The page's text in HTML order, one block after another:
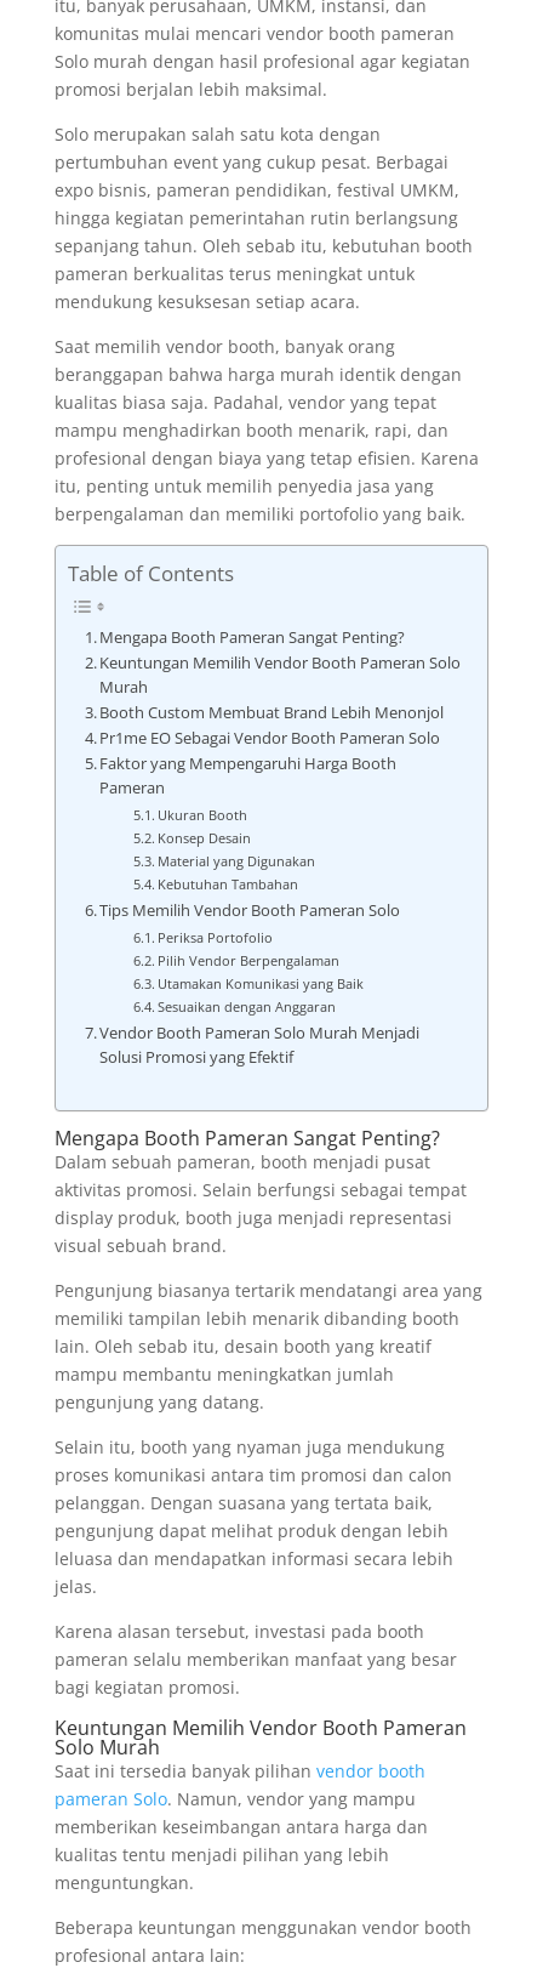
itu, banyak perusahaan, UMKM, instansi, dan
komunitas mulai mencari vendor booth pameran
Solo murah dengan hasil profesional agar kegiatan
promosi berjalan lebih maksimal.
Solo merupakan salah satu kota dengan
pertumbuhan event yang cukup pesat. Berbagai
expo bisnis, pameran pendidikan, festival UMKM,
hingga kegiatan pemerintahan rutin berlangsung
sepanjang tahun. Oleh sebab itu, kebutuhan booth
pameran berkualitas terus meningkat untuk
mendukung kesuksesan setiap acara.
Saat memilih vendor booth, banyak orang
beranggapan bahwa harga murah identik dengan
kualitas biasa saja. Padahal, vendor yang tepat
mampu menghadirkan booth menarik, rapi, dan
profesional dengan biaya yang tetap efisien. Karena
itu, penting untuk memilih penyedia jasa yang
berpengalaman dan memiliki portofolio yang baik.
Table of Contents
Mengapa Booth Pameran Sangat Penting?
Keuntungan Memilih Vendor Booth Pameran Solo
Murah
Booth Custom Membuat Brand Lebih Menonjol
Pr1me EO Sebagai Vendor Booth Pameran Solo
Faktor yang Mempengaruhi Harga Booth
Pameran
Ukuran Booth
Konsep Desain
Material yang Digunakan
Kebutuhan Tambahan
Tips Memilih Vendor Booth Pameran Solo
Periksa Portofolio
Pilih Vendor Berpengalaman
Utamakan Komunikasi yang Baik
Sesuaikan dengan Anggaran
Vendor Booth Pameran Solo Murah Menjadi
Solusi Promosi yang Efektif
Mengapa Booth Pameran Sangat Penting?
Dalam sebuah pameran, booth menjadi pusat
aktivitas promosi. Selain berfungsi sebagai tempat
display produk, booth juga menjadi representasi
visual sebuah brand.
Pengunjung biasanya tertarik mendatangi area yang
memiliki tampilan lebih menarik dibanding booth
lain. Oleh sebab itu, desain booth yang kreatif
mampu membantu meningkatkan jumlah
pengunjung yang datang.
Selain itu, booth yang nyaman juga mendukung
proses komunikasi antara tim promosi dan calon
pelanggan. Dengan suasana yang tertata baik,
pengunjung dapat melihat produk dengan lebih
leluasa dan mendapatkan informasi secara lebih
jelas.
Karena alasan tersebut, investasi pada booth
pameran selalu memberikan manfaat yang besar
bagi kegiatan promosi.
Keuntungan Memilih Vendor Booth Pameran
Solo Murah
Saat ini tersedia banyak pilihan vendor booth
pameran Solo. Namun, vendor yang mampu
memberikan keseimbangan antara harga dan
kualitas tentu menjadi pilihan yang lebih
menguntungkan.
Beberapa keuntungan menggunakan vendor booth
profesional antara lain: